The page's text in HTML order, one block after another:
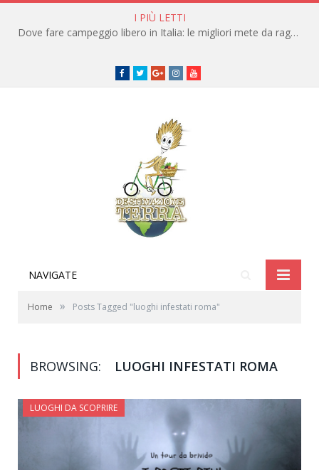
I PIÙ LETTI
Dove fare campeggio libero in Italia: le migliori mete da raggiungere in traghetto
Facebook
TwitterGoogle+instagramyoutube
NAVIGATE
Home » Posts Tagged "luoghi infestati roma"
BROWSING: LUOGHI INFESTATI ROMA
LUOGHI DA SCOPRIRE